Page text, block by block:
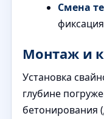
Смена
Монтаж и
Установка
глубине
бетонирования